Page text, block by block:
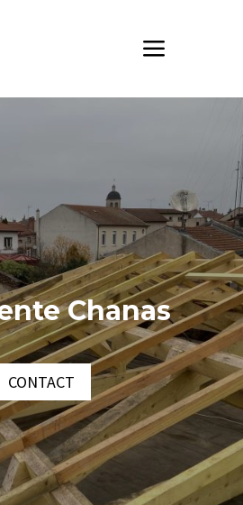
Chanas
CONTACT